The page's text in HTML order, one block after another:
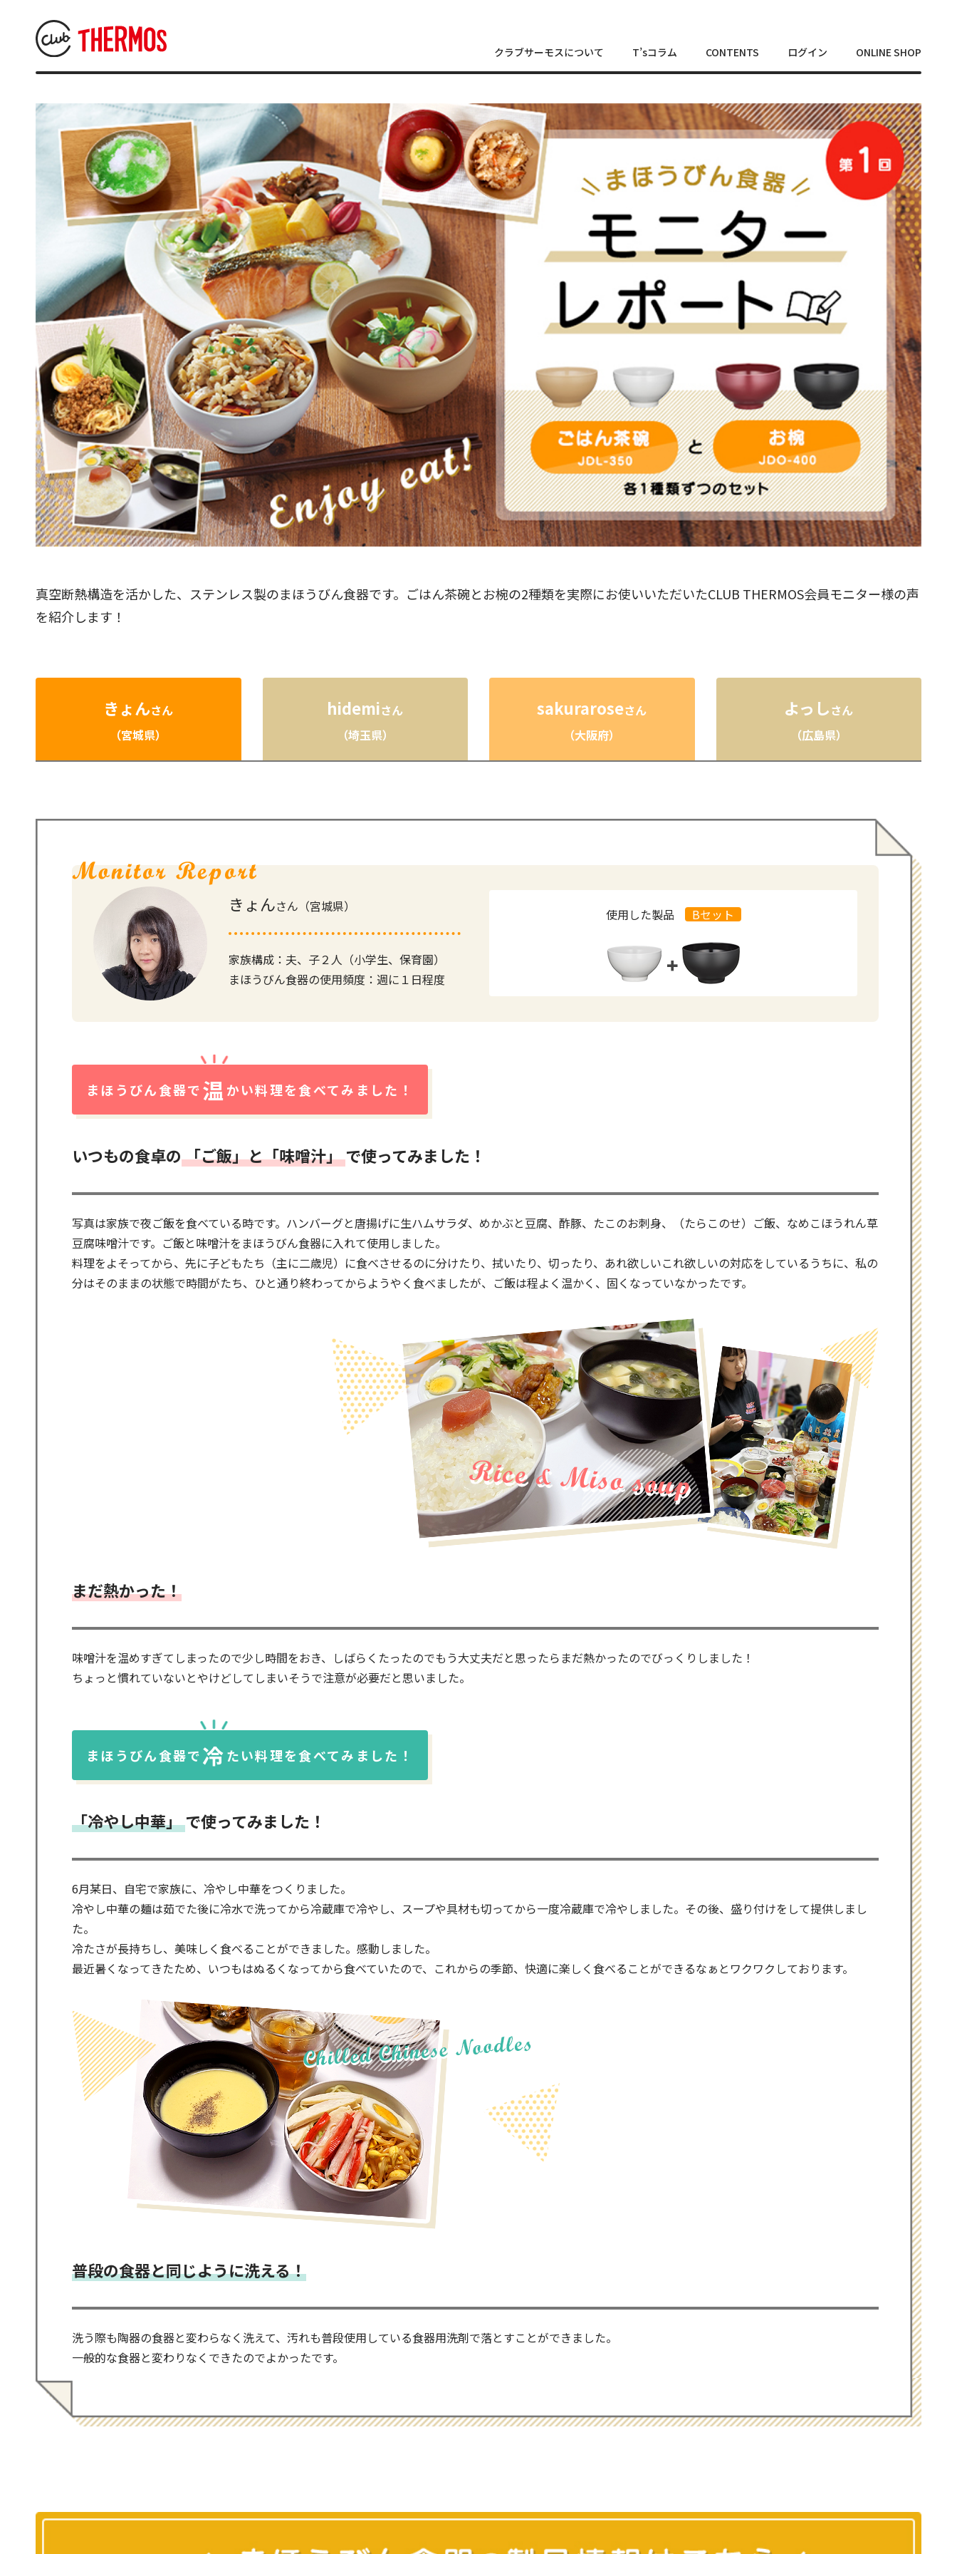
クラブサーモスについて T’sコラム CONTENTS ログイン ONLINE SHOP
真空断熱構造を活かした、ステンレス製のまほうびん⾷器です。ごはん茶碗とお椀の2種類を実際にお使いいただいたCLUB THERMOS会員モニター様の声
を紹介します！
きょんさん
（宮城県）
hidemiさん
（埼玉県）
sakuraroseさん
（大阪府）
よっしさん
（広島県）
きょんさん（宮城県）
家族構成：夫、子２人（小学生、保育園）
まほうびん食器の使用頻度：週に１日程度
使用した製品 Bセット
まほうびん食器で温 かい料理を食べてみました！
いつもの食卓の「ご飯」と「味噌汁」で使ってみました！
写真は家族で夜ご飯を食べている時です。ハンバーグと唐揚げに生ハムサラダ、めかぶと豆腐、酢豚、たこのお刺身、（たらこのせ）ご飯、なめこほうれん草
豆腐味噌汁です。ご飯と味噌汁をまほうびん食器に入れて使用しました。
料理をよそってから、先に子どもたち（主に二歳児）に食べさせるのに分けたり、拭いたり、切ったり、あれ欲しいこれ欲しいの対応をしているうちに、私の
分はそのままの状態で時間がたち、ひと通り終わってからようやく食べましたが、ご飯は程よく温かく、固くなっていなかったです。
まだ熱かった！
味噌汁を温めすぎてしまったので少し時間をおき、しばらくたったのでもう大丈夫だと思ったらまだ熱かったのでびっくりしました！
ちょっと慣れていないとやけどしてしまいそうで注意が必要だと思いました。
まほうびん食器で冷 たい料理を食べてみました！
「冷やし中華」で使ってみました！
6月某日、自宅で家族に、冷やし中華をつくりました。
冷やし中華の麺は茹でた後に冷水で洗ってから冷蔵庫で冷やし、スープや具材も切ってから一度冷蔵庫で冷やしました。その後、盛り付けをして提供しまし
た。
冷たさが長持ちし、美味しく食べることができました。感動しました。
最近暑くなってきたため、いつもはぬるくなってから食べていたので、これからの季節、快適に楽しく食べることができるなぁとワクワクしております。
普段の食器と同じように洗える！
洗う際も陶器の食器と変わらなく洗えて、汚れも普段使用している食器用洗剤で落とすことができました。
一般的な食器と変わりなくできたのでよかったです。